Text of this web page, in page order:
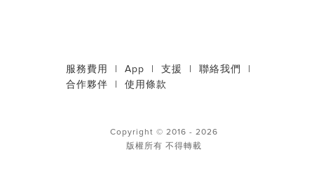
服務費用 App 支援 聯絡我們
合作夥伴
使用條款
Copyright © 2016 - 2026
版權所有 不得轉載